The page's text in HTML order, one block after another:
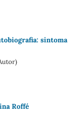
sintoma
Roffé